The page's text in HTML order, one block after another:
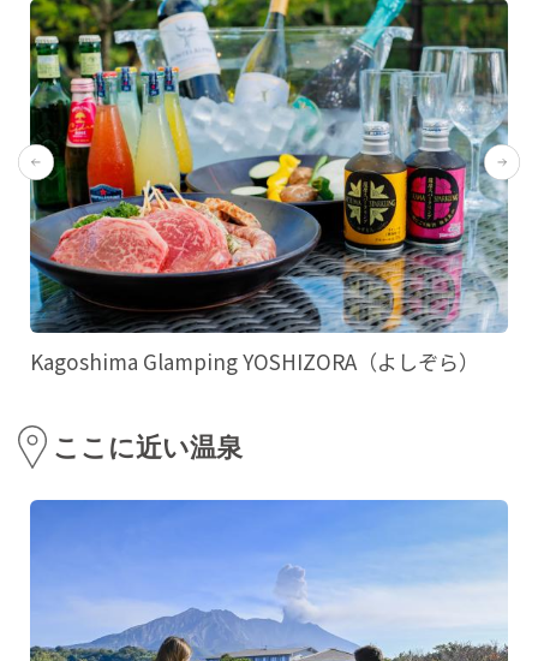
Kagoshima Glamping YOSHIZORA（よしぞら）
ここに近い温泉